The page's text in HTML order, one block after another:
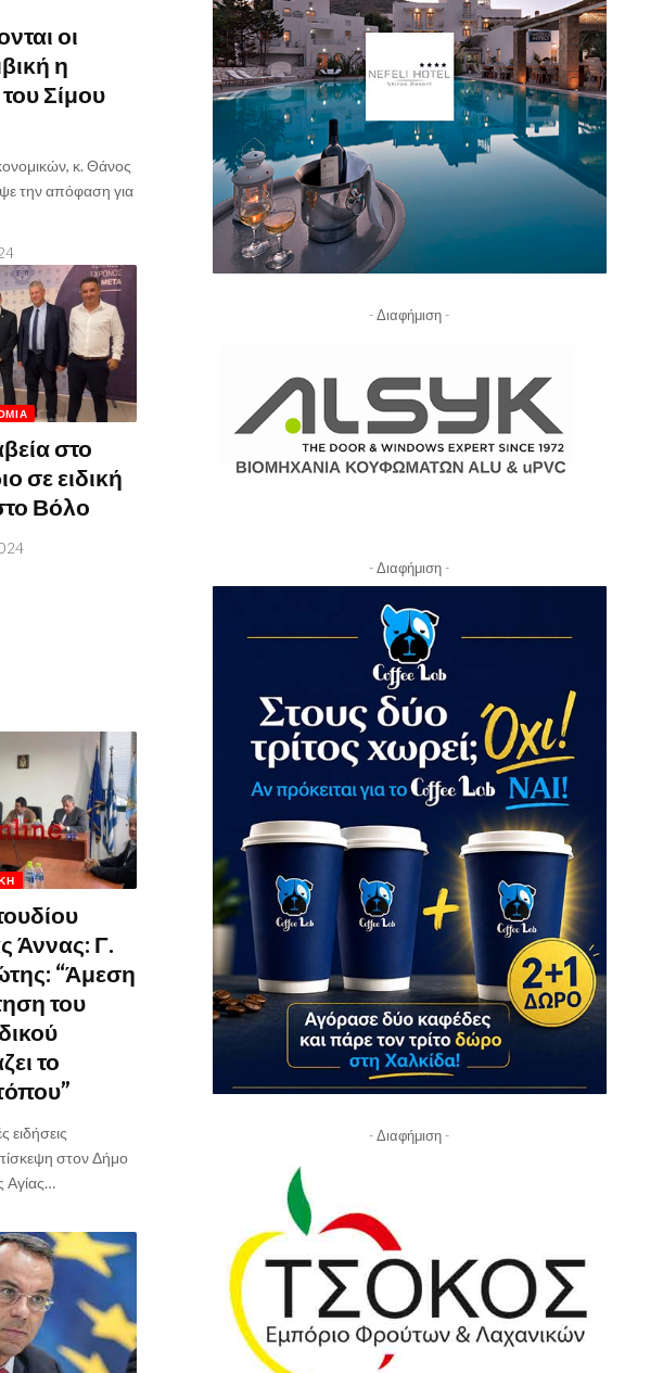
οι
η
Σίμου
κ. Θάνος
την απόφαση για
στο
σε ειδική
Βόλο
Άννας: Γ.
“Άμεση
του
το
ειδήσεις
στον Δήμο
Αγίας…
- Διαφήμιση -
- Διαφήμιση -
- Διαφήμιση -